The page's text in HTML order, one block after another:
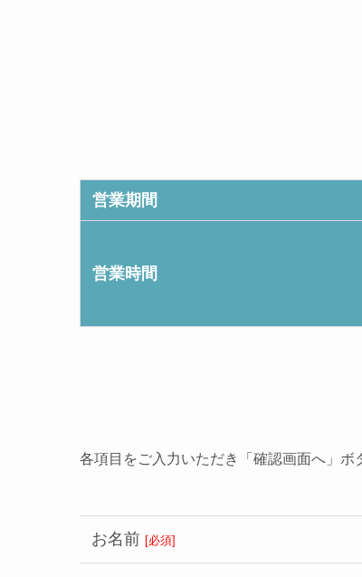
営業期間
営業時間
各項目をご入力いただき「確認画面へ」ボ
お名前 [必須]